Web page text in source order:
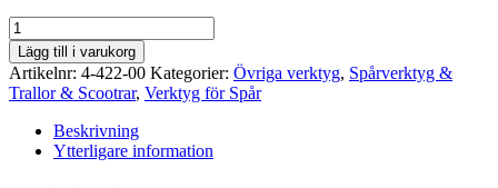
Pliggdrivare
mängd
Lägg till i varukorg
Artikelnr: 4-422-00 Kategorier: Övriga verktyg, Spårverktyg &
Trallor & Scootrar, Verktyg för Spår
Beskrivning
Ytterligare information